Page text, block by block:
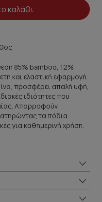
καλάθι
:
85% bamboo, 12%
και ελαστική εφαρμογή.
προσφέρει απαλή υφή,
ιδιότητες που
Απορροφούν
τα πόδια
για καθημερινή χρήση.